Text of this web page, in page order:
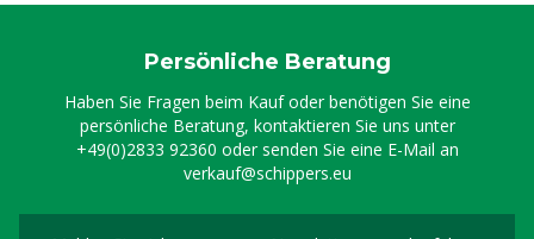
Persönliche Beratung
Haben Sie Fragen beim Kauf oder benötigen Sie eine
persönliche Beratung, kontaktieren Sie uns unter
+49(0)2833 92360 oder senden Sie eine E-Mail an
verkauf@schippers.eu